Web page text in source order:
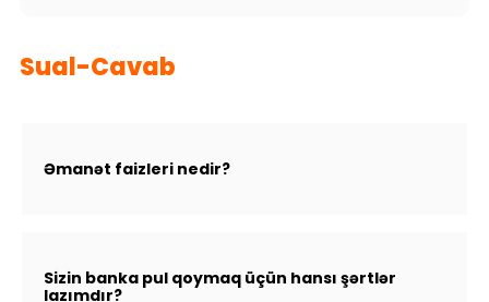
İnsan Resursları
Sual-Cavab
Əmanət faizleri nedir?
Sizin banka pul qoymaq üçün hansı şərtlər
lazımdır?